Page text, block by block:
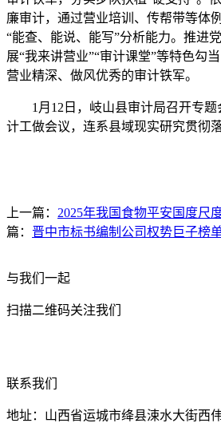
廉审计，通过营业培训、传帮带等体
“能查、能说、能写”分析能力。推进
展“我来讲营业”“审计课堂”等特色勾
营业精深、做风优秀的审计铁军。
1月12日，岐山县审计局召开专题
计工做会议，连系县域现实研究贯彻
上一篇： 2025年我国食物平安国度尺
篇： 晋中市标书编制公司权势巨子榜
与我们一起
扫描二维码关注我们
联系我们
地址：山西省运城市绛县涑水大街西